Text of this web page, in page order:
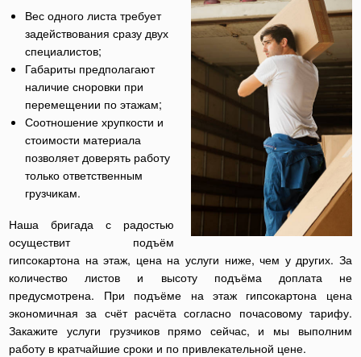
Вес одного листа требует
задействования сразу двух
специалистов;
Габариты предполагают
наличие сноровки при
перемещении по этажам;
Соотношение хрупкости и
стоимости материала
позволяет доверять работу
только ответственным
грузчикам.
Наша бригада с радостью
осуществит подъём
гипсокартона на этаж, цена на услуги ниже, чем у других. За
количество листов и высоту подъёма доплата не
предусмотрена. При подъёме на этаж гипсокартона цена
экономичная за счёт расчёта согласно почасовому тарифу.
Закажите услуги грузчиков прямо сейчас, и мы выполним
работу в кратчайшие сроки и по привлекательной цене.